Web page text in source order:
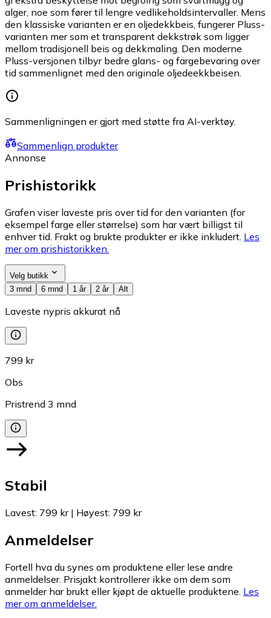
alger, noe som fører til lengre vedlikeholdsintervaller. Mens
den klassiske varianten er en oljedekkbeis, fungerer Pluss-
varianten mer som et transparent dekkstrøk som ligger
mellom tradisjonell beis og dekkmaling. Den moderne
Pluss-versjonen tilbyr bedre glans- og fargebevaring over
tid sammenlignet med den originale oljedeekkbeisen.
Sammenligningen er gjort med støtte fra AI-verktøy.
Sammenlign produkter
Annonse
Prishistorikk
Grafen viser laveste pris over tid for den varianten (for
eksempel farge eller størrelse) som har vært billigst til
enhver tid. Frakt og brukte produkter er ikke inkludert. Les
mer om prishistorikken.
Velg butikk
3 mnd
6 mnd 1 år 2 år Alt
Laveste nypris akkurat nå
799 kr
Obs
Pristrend 3 mnd
Stabil
Lavest: 799 kr| Høyest: 799 kr
Anmeldelser
Fortell hva du synes om produktene eller lese andre
anmeldelser. Prisjakt kontrollerer ikke om dem som
anmelder har brukt eller kjøpt de aktuelle produktene. Les
mer om anmeldelser.